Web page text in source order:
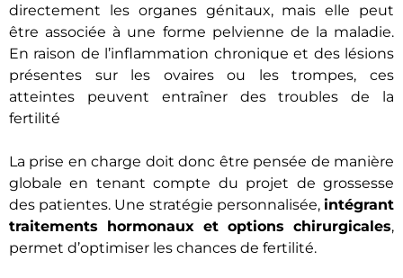
directement les organes génitaux, mais elle peut
être associée à une forme pelvienne de la maladie.
En raison de l’inflammation chronique et des lésions
présentes sur les ovaires ou les trompes, ces
atteintes peuvent entraîner des troubles de la
fertilité
La prise en charge doit donc être pensée de manière
globale en tenant compte du projet de grossesse
des patientes. Une stratégie personnalisée, intégrant
traitements hormonaux et options chirurgicales,
permet d’optimiser les chances de fertilité.